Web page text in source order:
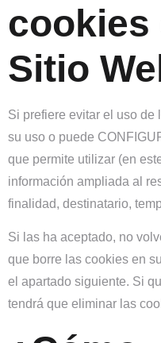
cookies
Sitio
Si prefiere evitar el uso
su uso o puede
que permite utilizar (en
información ampliada al
finalidad, destinatario,
Si las ha aceptado, no
que borre las cookies en
el apartado siguiente. Si
tendrá que eliminar las